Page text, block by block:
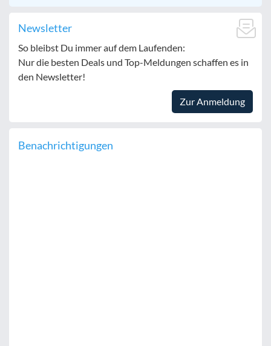
Newsletter
So bleibst Du immer auf dem Laufenden:
Nur die besten Deals und Top-Meldungen schaffen es in
den Newsletter!
Zur Anmeldung
Benachrichtigungen